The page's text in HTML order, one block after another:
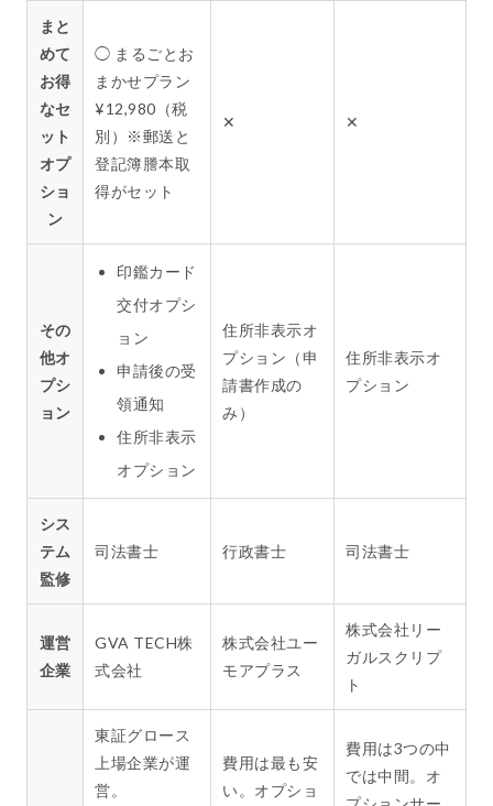
まと
めて
お得
なセ
ット
オプ
ショ
ン
◯ まるごとお
まかせプラン
¥12,980（税
別）※郵送と
登記簿謄本取
得がセット
✕ ✕
その
他オ
プシ
ョン
印鑑カード
交付オプシ
ョン
申請後の受
領通知
住所非表示
オプション
住所非表示オ
プション（申
請書作成の
み）
住所非表示オ
プション
シス
テム
監修
司法書士 行政書士 司法書士
運営
企業
GVA TECH株
式会社
株式会社ユー
モアプラス
株式会社リー
ガルスクリプ
ト
東証グロース
上場企業が運
営。
費用は最も安
い。オプショ
費用は3つの中
では中間。オ